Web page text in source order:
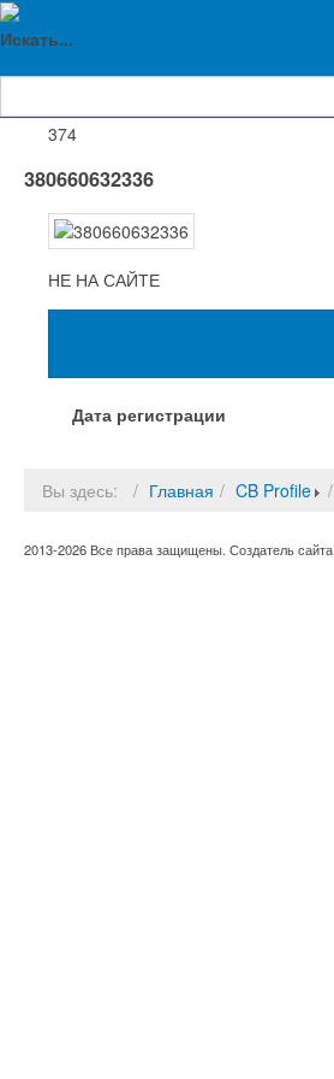
Искать...Друзья
374
380660632336
НЕ НА САЙТЕ
Дата регистрации
Вы здесь: Главная CB Profile
2013-2026 Все права защищены. Создатель сайта